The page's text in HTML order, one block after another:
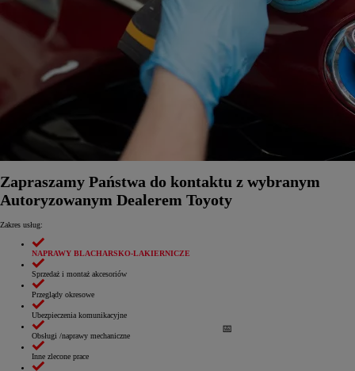
Zapraszamy Państwa do kontaktu z wybranym
Autoryzowanym Dealerem Toyoty
Zakres usług:
NAPRAWY BLACHARSKO-LAKIERNICZE
Sprzedaż i montaż akcesoriów
Przeglądy okresowe
Ubezpieczenia komunikacyjne
Obsługi /naprawy mechaniczne
Inne zlecone prace